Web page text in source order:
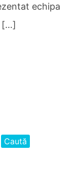
echipa
[…]
Caută